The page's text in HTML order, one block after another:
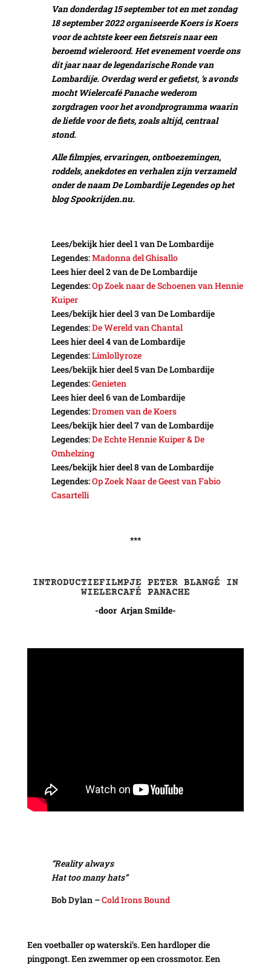
Van donderdag 15 september tot en met zondag
18 september 2022 organiseerde Koers is Koers
voor de achtste keer een fietsreis naar een
beroemd wieleroord. Het evenement voerde ons
dit jaar naar de legendarische Ronde van
Lombardije. Overdag werd er gefietst, ‘s avonds
mocht Wielercafé Panache wederom
zorgdragen voor het avondprogramma waarin
de liefde voor de fiets, zoals altijd, centraal
stond.
Alle filmpjes, ervaringen, ontboezemingen,
roddels, anekdotes en verhalen zijn verzameld
onder de naam De Lombardije Legendes op het
blog Spookrijden.nu.
Lees/bekijk hier deel 1 van De Lombardije
Legendes:Madonna del Ghisallo
Lees hier deel 2 van de De Lombardije
Legendes:Op Zoek naar de Schoenen van Hennie
Kuiper
Lees/bekijk hier deel 3 van De Lombardije
Legendes:De Wereld van Chantal
Lees hier deel 4 van de Lombardije
Legendes:Limlollyroze
Lees/bekijk hier deel 5 van De Lombardije
Legendes:Genieten
Lees hier deel 6 van de Lombardije
Legendes:Dromen van de Koers
Lees/bekijk hier deel 7 van de Lombardije
Legendes:De Echte Hennie Kuiper & De
Omhelzing
Lees/bekijk hier deel 8 van de Lombardije
Legendes:Op Zoek Naar de Geest van Fabio
Casartelli
***
INTRODUCTIEFILMPJE PETER BLANGÉ IN
WIELERCAFÉ PANACHE
-door Arjan Smilde-
“Reality always
Hat too many hats”
Bob Dylan –Cold Irons Bound
Een voetballer op waterski’s. Een hardloper die
pingpongt. Een zwemmer op een crossmotor. Een